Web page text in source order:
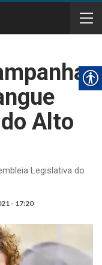
Alto
Legislativa do
- 17:20